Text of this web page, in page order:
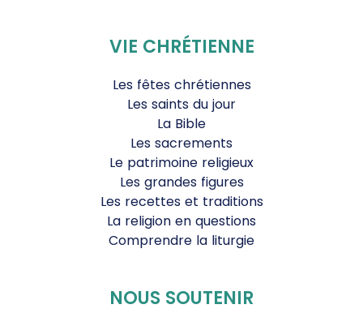
VIE CHRÉTIENNE
Les fêtes chrétiennes
Les saints du jour
La Bible
Les sacrements
Le patrimoine religieux
Les grandes figures
Les recettes et traditions
La religion en questions
Comprendre la liturgie
NOUS SOUTENIR